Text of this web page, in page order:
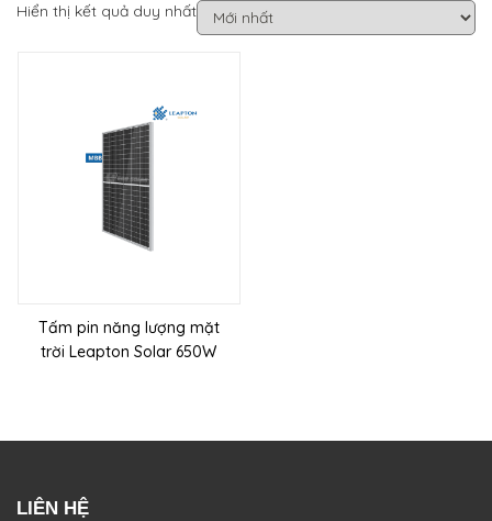
Hiển thị kết quả duy nhất
Tấm pin năng lượng mặt
trời Leapton Solar 650W
LIÊN HỆ